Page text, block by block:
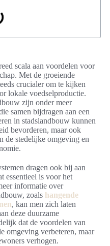
scala aan voordelen voor
Met de groeiende
crucialer om te kijken
lokale voedselproductie.
zijn onder meer
samen bijdragen aan een
in stadslandbouw kunnen
bevorderen, maar ook
de stedelijke omgeving en
dragen ook bij aan
essentieel is voor het
informatie over
zoals hangende
, kan men zich laten
deze duurzame
dat de voordelen van
omgeving verbeteren, maar
verhogen.